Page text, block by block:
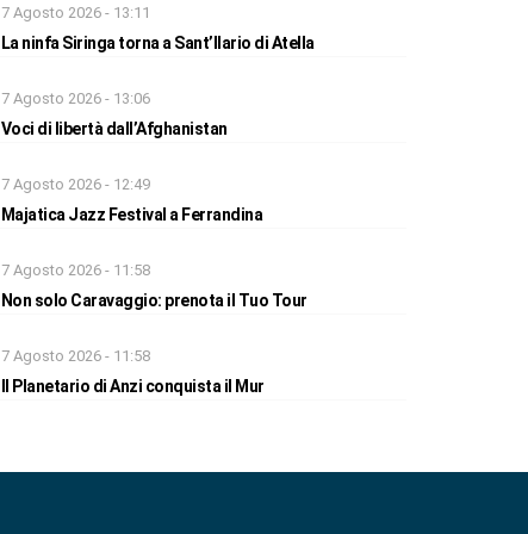
7 Agosto 2026 - 13:11
La ninfa Siringa torna a Sant’Ilario di Atella
7 Agosto 2026 - 13:06
Voci di libertà dall’Afghanistan
7 Agosto 2026 - 12:49
Majatica Jazz Festival a Ferrandina
7 Agosto 2026 - 11:58
Non solo Caravaggio: prenota il Tuo Tour
7 Agosto 2026 - 11:58
Il Planetario di Anzi conquista il Mur